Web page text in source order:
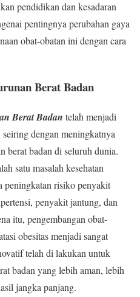
pendidikan dan kesadaran
pentingnya perubahan gaya
obat-obatan ini dengan cara
Berat Badan
Berat Badan telah menjadi
dengan meningkatnya
berat badan di seluruh dunia.
satu masalah kesehatan
peningkatan risiko penyakit
penyakit jantung, dan
itu, pengembangan obat-
obesitas menjadi sangat
telah di lakukan untuk
badan yang lebih aman, lebih
jangka panjang.